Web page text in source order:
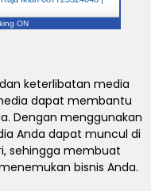
ON
keterlibatan media
dapat membantu
Dengan menggunakan
Anda dapat muncul di
sehingga membuat
bisnis Anda.